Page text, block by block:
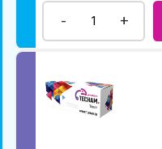
- +